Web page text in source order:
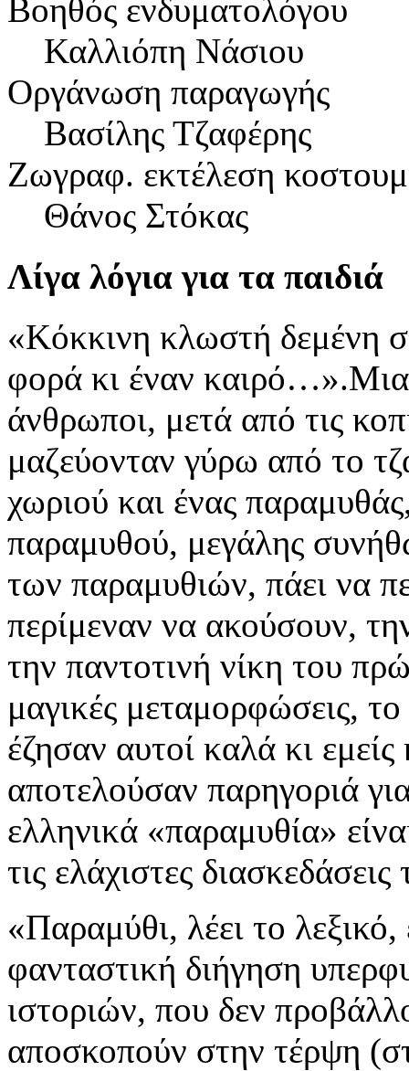
Βοηθός ενδυματολόγου
Καλλιόπη Νάσιου
Οργάνωση παραγωγής
Βασίλης Τζαφέρης
Ζωγραφ. εκτέλεση
Θάνος Στόκας
Λίγα λόγια για τα παιδιά
«Κόκκινη κλωστή δεμένη
φορά κι έναν καιρό…».Μια
άνθρωποι, μετά από τις
μαζεύονταν γύρω από το
χωριού και ένας
παραμυθού, μεγάλης
των παραμυθιών, πάει να
περίμεναν να ακούσουν,
την παντοτινή νίκη του
μαγικές μεταμορφώσεις,
έζησαν αυτοί καλά κι
αποτελούσαν παρηγοριά
ελληνικά «παραμυθία»
τις ελάχιστες
«Παραμύθι, λέει το
φανταστική διήγηση
ιστοριών, που δεν
αποσκοπούν στην τέρψη